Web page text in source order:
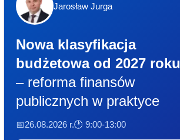
Jarosław Jurga
Nowa klasyfikacja
budżetowa od 2027 roku
– reforma finansów
publicznych w praktyce
📅26.08.2026 r.🕐 9:00-13:00